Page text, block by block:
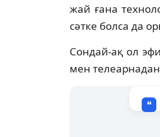
жай ғана
сәтке болса да
Сондай-ақ ол
мен